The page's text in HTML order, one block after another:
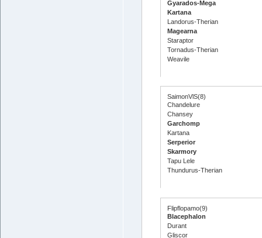
Gyarados-Mega
Kartana
Landorus-Therian
Magearna
Staraptor
Tornadus-Therian
Weavile
SaimonVlS(8)
Chandelure
Chansey
Garchomp
Kartana
Serperior
Skarmory
Tapu Lele
Thundurus-Therian
Flipflopamo(9)
Blacephalon
Durant
Gliscor